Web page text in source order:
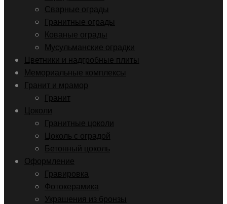
Сварные ограды
Гранитные ограды
Кованые ограды
Мусульманские оградки
Цветники и надгробные плиты
Мемориальные комплексы
Гранит и мрамор
Гранит
Цоколи
Гранитные цоколи
Цоколь с оградой
Бетонный цоколь
Оформление
Гравировка
Фотокерамика
Украшения из бронзы